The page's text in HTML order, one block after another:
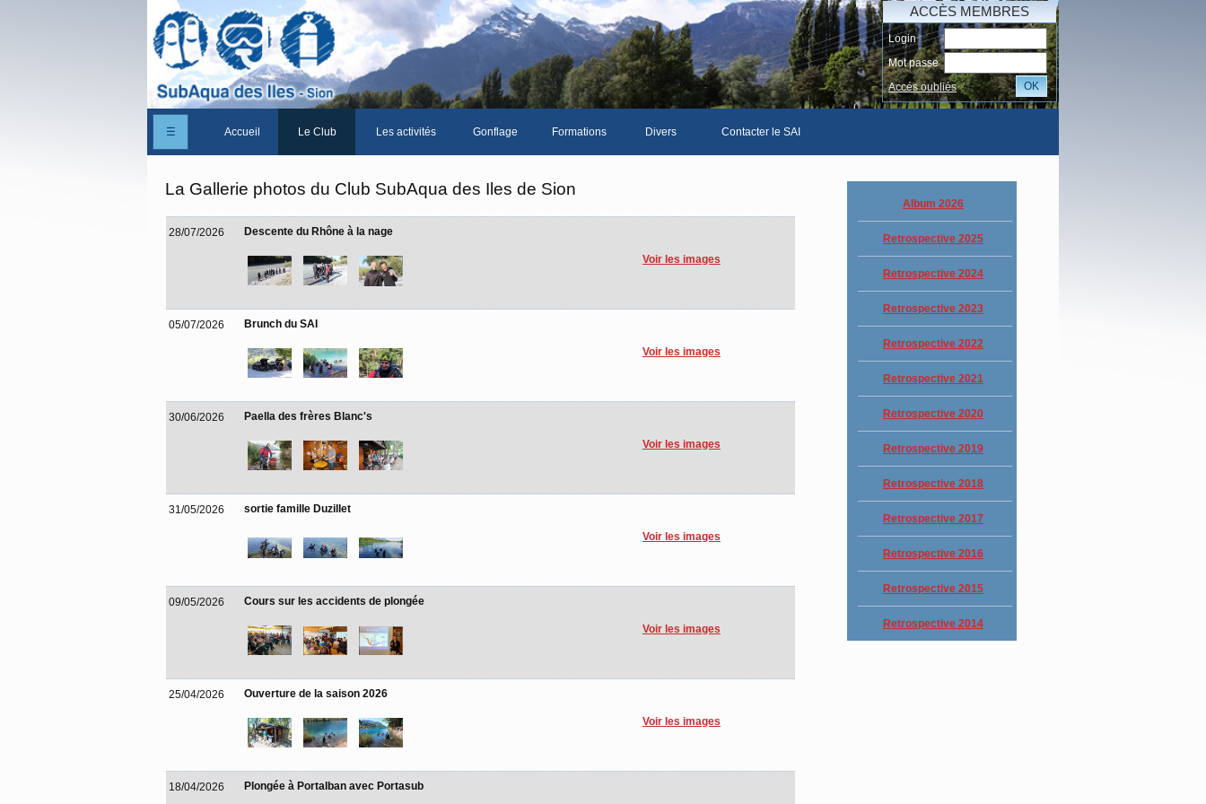
ACCÈS MEMBRES
Login
Mot passe
Accés oubliés
OK
☰ Accueil Le Club
Le comité
Les membres du club
Adhérer/Devenir membre
Les activités Gonflage Formations Divers
Documents divers
Contacter le SAI
La Gallerie photos du Club SubAqua des Iles de Sion
28/07/2026 Descente du Rhône à la nage
Voir les images
05/07/2026 Brunch du SAI
Voir les images
30/06/2026 Paella des frères Blanc's
Voir les images
31/05/2026 sortie famille Duzillet
Voir les images
09/05/2026 Cours sur les accidents de plongée
Voir les images
25/04/2026 Ouverture de la saison 2026
Voir les images
18/04/2026 Plongée à Portalban avec Portasub
Album 2026
Retrospective 2025
Retrospective 2024
Retrospective 2023
Retrospective 2022
Retrospective 2021
Retrospective 2020
Retrospective 2019
Retrospective 2018
Retrospective 2017
Retrospective 2016
Retrospective 2015
Retrospective 2014